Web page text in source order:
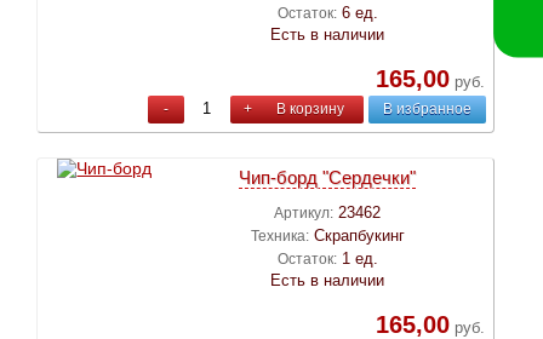
Остаток: 6 ед.
Есть в наличии
165,00руб.
- + В корзину В избранное
Чип-борд "Сердечки"
Артикул: 23462
Техника: Скрапбукинг
Остаток: 1 ед.
Есть в наличии
165,00руб.